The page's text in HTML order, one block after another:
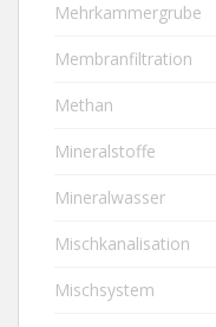
Mehrkammergrube
Membranfiltration
Methan
Mineralstoffe
Mineralwasser
Mischkanalisation
Mischsystem